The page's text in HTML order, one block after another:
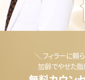
プ
＼ フィラーに頼
加齢でやせた